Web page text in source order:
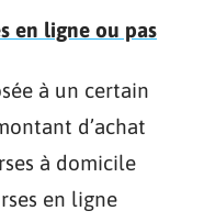
en ligne ou pas
à un certain
d’achat
à domicile
en ligne